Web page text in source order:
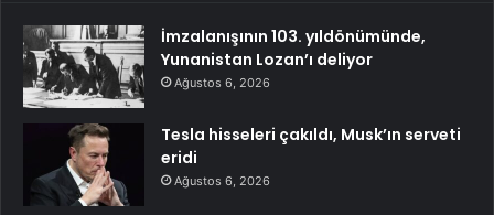
İmzalanışının 103. yıldönümünde,
Yunanistan Lozan’ı deliyor
Ağustos 6, 2026
Tesla hisseleri çakıldı, Musk’ın serveti
eridi
Ağustos 6, 2026